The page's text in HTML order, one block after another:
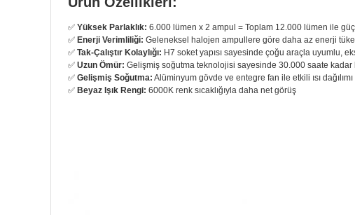
✅ Yüksek Parlaklık: 6.000 lümen x 2 ampul = Toplam 12.000 lümen ile güçlü
✅ Enerji Verimliliği: Geleneksel halojen ampullere göre daha az enerji
✅ Tak-Çalıştır Kolaylığı: H7 soket yapısı sayesinde çoğu araçla uyumlu,
✅ Uzun Ömür: Gelişmiş soğutma teknolojisi sayesinde 30.000 saate kadar
✅ Gelişmiş Soğutma: Alüminyum gövde ve entegre fan ile etkili ısı dağılımı
✅ Beyaz Işık Rengi: 6000K renk sıcaklığıyla daha net görüş